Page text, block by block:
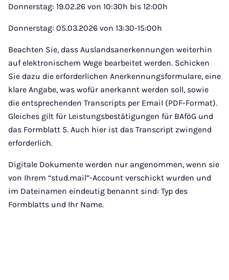
Donnerstag: 19.02.26 von 10:30h bis 12:00h
Donnerstag: 05.03.2026 von 13:30-15:00h
Beachten Sie, dass Auslandsanerkennungen weiterhin
auf elektronischem Wege bearbeitet werden. Schicken
Sie dazu die erforderlichen Anerkennungsformulare, eine
klare Angabe, was wofür anerkannt werden soll, sowie
die entsprechenden Transcripts per Email (PDF-Format).
Gleiches gilt für Leistungsbestätigungen für BAföG und
das Formblatt 5. Auch hier ist das Transcript zwingend
erforderlich.
Digitale Dokumente werden nur angenommen, wenn sie
von Ihrem “stud.mail”-Account verschickt wurden und
im Dateinamen eindeutig benannt sind: Typ des
Formblatts und Ihr Name.